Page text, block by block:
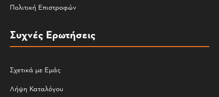
Πολιτική Επιστροφών
Συχνές Ερωτήσεις
Σχετικά με Εμάς
Λήψη Καταλόγου